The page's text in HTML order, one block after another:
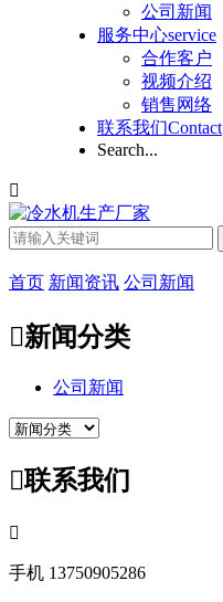
公司新闻
服务中心service
合作客户
视频介绍
销售网络
联系我们Contact
Search...

首页 新闻资讯 公司新闻
新闻分类
公司新闻
联系我们

手机 13750905286